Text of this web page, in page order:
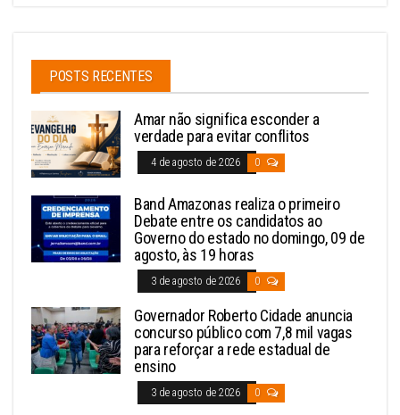
POSTS RECENTES
Amar não significa esconder a
verdade para evitar conflitos
4 de agosto de 2026 0
Band Amazonas realiza o primeiro
Debate entre os candidatos ao
Governo do estado no domingo, 09 de
agosto, às 19 horas
3 de agosto de 2026 0
Governador Roberto Cidade anuncia
concurso público com 7,8 mil vagas
para reforçar a rede estadual de
ensino
3 de agosto de 2026 0